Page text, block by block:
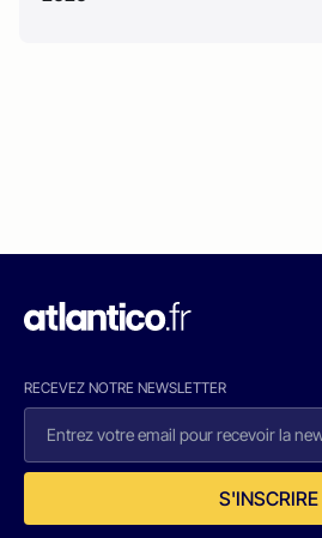
RECEVEZ NOTRE NEWSLETTER
S'INSCRIRE